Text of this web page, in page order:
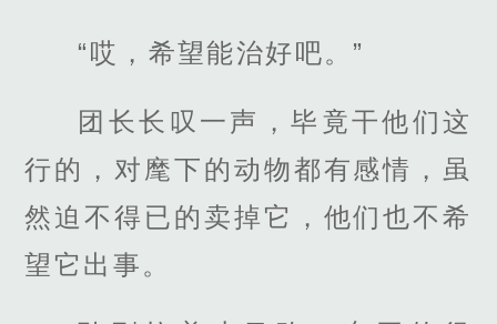
“哎，希望能治好吧。”
团长长叹一声，毕竟干他们这
行的，对麾下的动物都有感情，虽
然迫不得已的卖掉它，他们也不希
望它出事。